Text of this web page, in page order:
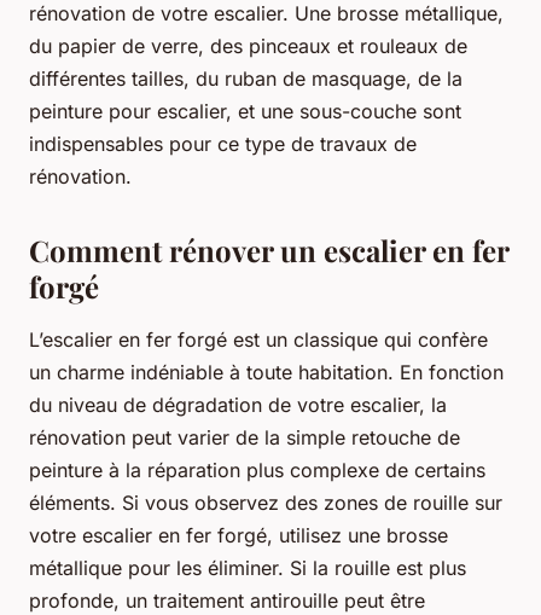
rénovation de votre escalier. Une brosse métallique,
du papier de verre, des pinceaux et rouleaux de
différentes tailles, du ruban de masquage, de la
peinture pour escalier, et une sous-couche sont
indispensables pour ce type de travaux de
rénovation.
Comment rénover un escalier en fer
forgé
L’escalier en fer forgé est un classique qui confère
un charme indéniable à toute habitation. En fonction
du niveau de dégradation de votre escalier, la
rénovation peut varier de la simple retouche de
peinture à la réparation plus complexe de certains
éléments. Si vous observez des zones de rouille sur
votre escalier en fer forgé, utilisez une brosse
métallique pour les éliminer. Si la rouille est plus
profonde, un traitement antirouille peut être